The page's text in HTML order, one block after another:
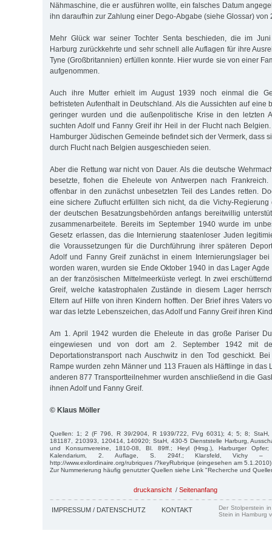
Nähmaschine, die er ausführen wollte, ein falsches Datum
ihn daraufhin zur Zahlung einer Dego-Abgabe (siehe Glossar) von
Mehr Glück war seiner Tochter Senta beschieden, die im
Harburg zurückkehrte und sehr schnell alle Auflagen für ihre
Tyne (Großbritannien) erfüllen konnte. Hier wurde sie von einer
aufgenommen.
Auch ihre Mutter erhielt im August 1939 noch einmal die
befristeten Aufenthalt in Deutschland. Als die Aussichten auf eine
geringer wurden und die außenpolitische Krise in den letzten
suchten Adolf und Fanny Greif ihr Heil in der Flucht nach
Hamburger Jüdischen Gemeinde befindet sich der Vermerk, dass
durch Flucht nach Belgien ausgeschieden seien.
Aber die Rettung war nicht von Dauer. Als die deutsche
besetzte, flohen die Eheleute von Antwerpen nach
offenbar in den zunächst unbesetzten Teil des Landes retten.
eine sichere Zuflucht erfüllten sich nicht, da die Vichy-
der deutschen Besatzungsbehörden anfangs bereitwillig
zusammenarbeitete. Bereits im September 1940 wurde im
Gesetz erlassen, das die Internierung staatenloser Juden
die Voraussetzungen für die Durchführung ihrer späteren
Adolf und Fanny Greif zunächst in einem Internierungslager bei
worden waren, wurden sie Ende Oktober 1940 in das Lager
an der französischen Mittelmeerküste verlegt. In zwei
Greif, welche katastrophalen Zustände in diesem Lager
Eltern auf Hilfe von ihren Kindern hofften. Der Brief ihres Vaters
war das letzte Lebenszeichen, das Adolf und Fanny Greif ihren
Am 1. April 1942 wurden die Eheleute in das große Pariser
eingewiesen und von dort am 2. September 1942 mit
Deportationstransport nach Auschwitz in den Tod geschickt.
Rampe wurden zehn Männer und 113 Frauen als Häftlinge in das
anderen 877 Transportteilnehmer wurden anschließend in die
ihnen Adolf und Fanny Greif.
© Klaus Möller
Quellen: 1; 2 (F 796, R 39/2904, R 1939/722, FVg 6031); 4; 5; 8; StaH,
181187, 210393, 120414, 140920; StaH, 430-5 Dienststelle Harburg,
und Konsumvereine, 1810-08, Bl. 89ff.; Heyl (Hrsg.), Harburger
Kalendarium, 2. Auflage, S. 294f.; Klarsfeld, Vichy –
http://www.exilordinaire.org/rubriques /?keyRubrique (eingesehen am
Zur Nummerierung häufig genutzter Quellen siehe Link "Recherche und
druckansicht / Seitenanfang
IMPRESSUM / DATENSCHUTZ KONTAKT
Der Stolperstein
Stein in Hamburg